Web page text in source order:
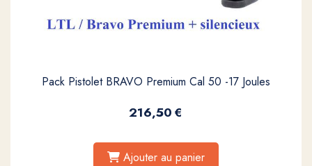
Pack Pistolet BRAVO Premium Cal 50 -17 Joules
216,50€
Ajouter au panier